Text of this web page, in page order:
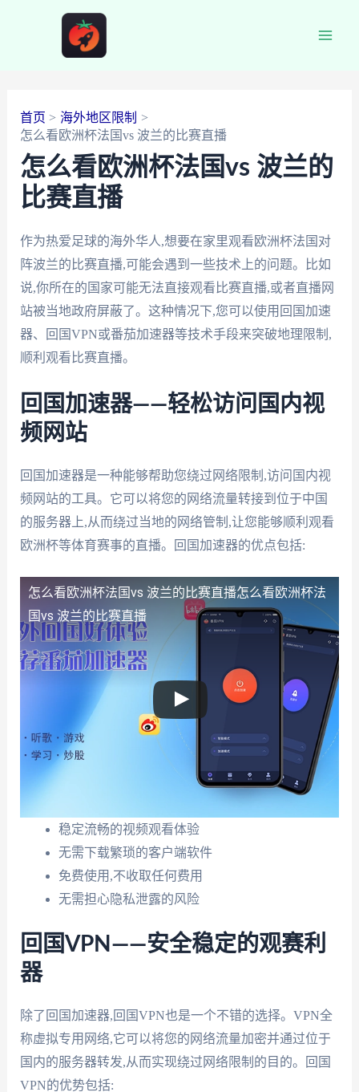
首页
海外地区限制
怎么看欧洲杯法国vs 波兰的比赛直播
怎么看欧洲杯法国vs 波兰的
比赛直播
作为热爱足球的海外华人,想要在家里观看欧洲杯法国对
阵波兰的比赛直播,可能会遇到一些技术上的问题。比如
说,你所在的国家可能无法直接观看比赛直播,或者直播网
站被当地政府屏蔽了。这种情况下,您可以使用回国加速
器、回国VPN或番茄加速器等技术手段来突破地理限制,
顺利观看比赛直播。
回国加速器——轻松访问国内视
频网站
回国加速器是一种能够帮助您绕过网络限制,访问国内视
频网站的工具。它可以将您的网络流量转接到位于中国
的服务器上,从而绕过当地的网络管制,让您能够顺利观看
欧洲杯等体育赛事的直播。回国加速器的优点包括:
怎么看欧洲杯法国vs 波兰的比赛直播怎么看欧洲杯法
国vs 波兰的比赛直播
稳定流畅的视频观看体验
无需下载繁琐的客户端软件
免费使用,不收取任何费用
无需担心隐私泄露的风险
回国VPN——安全稳定的观赛利
器
除了回国加速器,回国VPN也是一个不错的选择。VPN全
称虚拟专用网络,它可以将您的网络流量加密并通过位于
国内的服务器转发,从而实现绕过网络限制的目的。回国
VPN的优势包括: